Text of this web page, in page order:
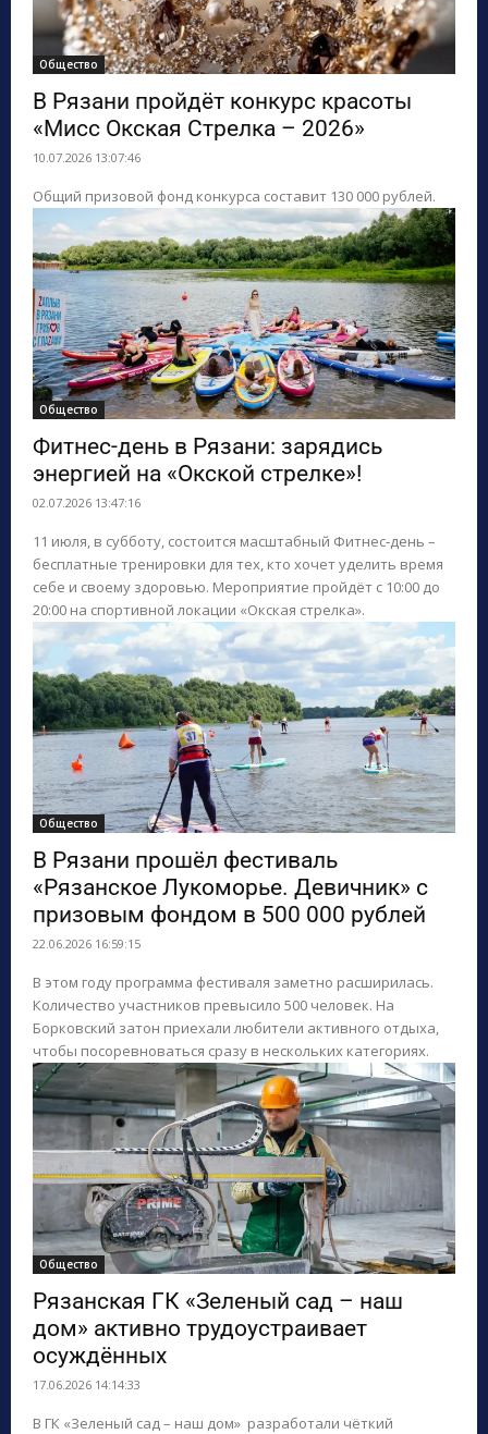
Общество
В Рязани пройдёт конкурс красоты
«Мисс Окская Стрелка – 2026»
10.07.2026 13:07:46
Общий призовой фонд конкурса составит 130 000 рублей.
Общество
Фитнес‑день в Рязани: зарядись
энергией на «Окской стрелке»!
02.07.2026 13:47:16
11 июля, в субботу, состоится масштабный Фитнес‑день –
бесплатные тренировки для тех, кто хочет уделить время
себе и своему здоровью. Мероприятие пройдёт с 10:00 до
20:00 на спортивной локации «Окская стрелка».
Общество
В Рязани прошёл фестиваль
«Рязанское Лукоморье. Девичник» с
призовым фондом в 500 000 рублей
22.06.2026 16:59:15
В этом году программа фестиваля заметно расширилась.
Количество участников превысило 500 человек. На
Борковский затон приехали любители активного отдыха,
чтобы посоревноваться сразу в нескольких категориях.
Общество
Рязанская ГК «Зеленый сад – наш
дом» активно трудоустраивает
осуждённых
17.06.2026 14:14:33
В ГК «Зеленый сад – наш дом» разработали чёткий